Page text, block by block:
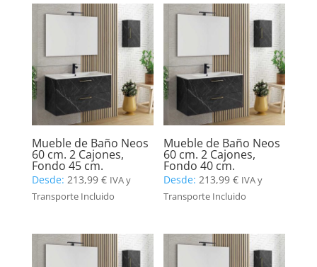
Mueble de Baño Neos
60 cm. 2 Cajones,
Fondo 45 cm.
Desde: 213,99 € IVA y
Transporte Incluido
Mueble de Baño Neos
60 cm. 2 Cajones,
Fondo 40 cm.
Desde:213,99€ IVA y
Transporte Incluido